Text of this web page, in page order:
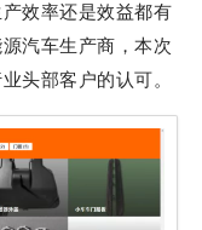
效率还是效益都有
汽车生产商，本次
头部客户的认可。